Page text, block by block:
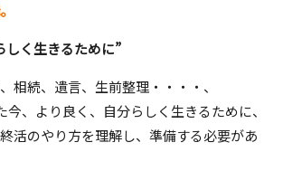
しく生きるために”
相続、遺言、生前整理・・・・、
今、より良く、自分らしく生きるために、
活のやり方を理解し、準備する必要があ